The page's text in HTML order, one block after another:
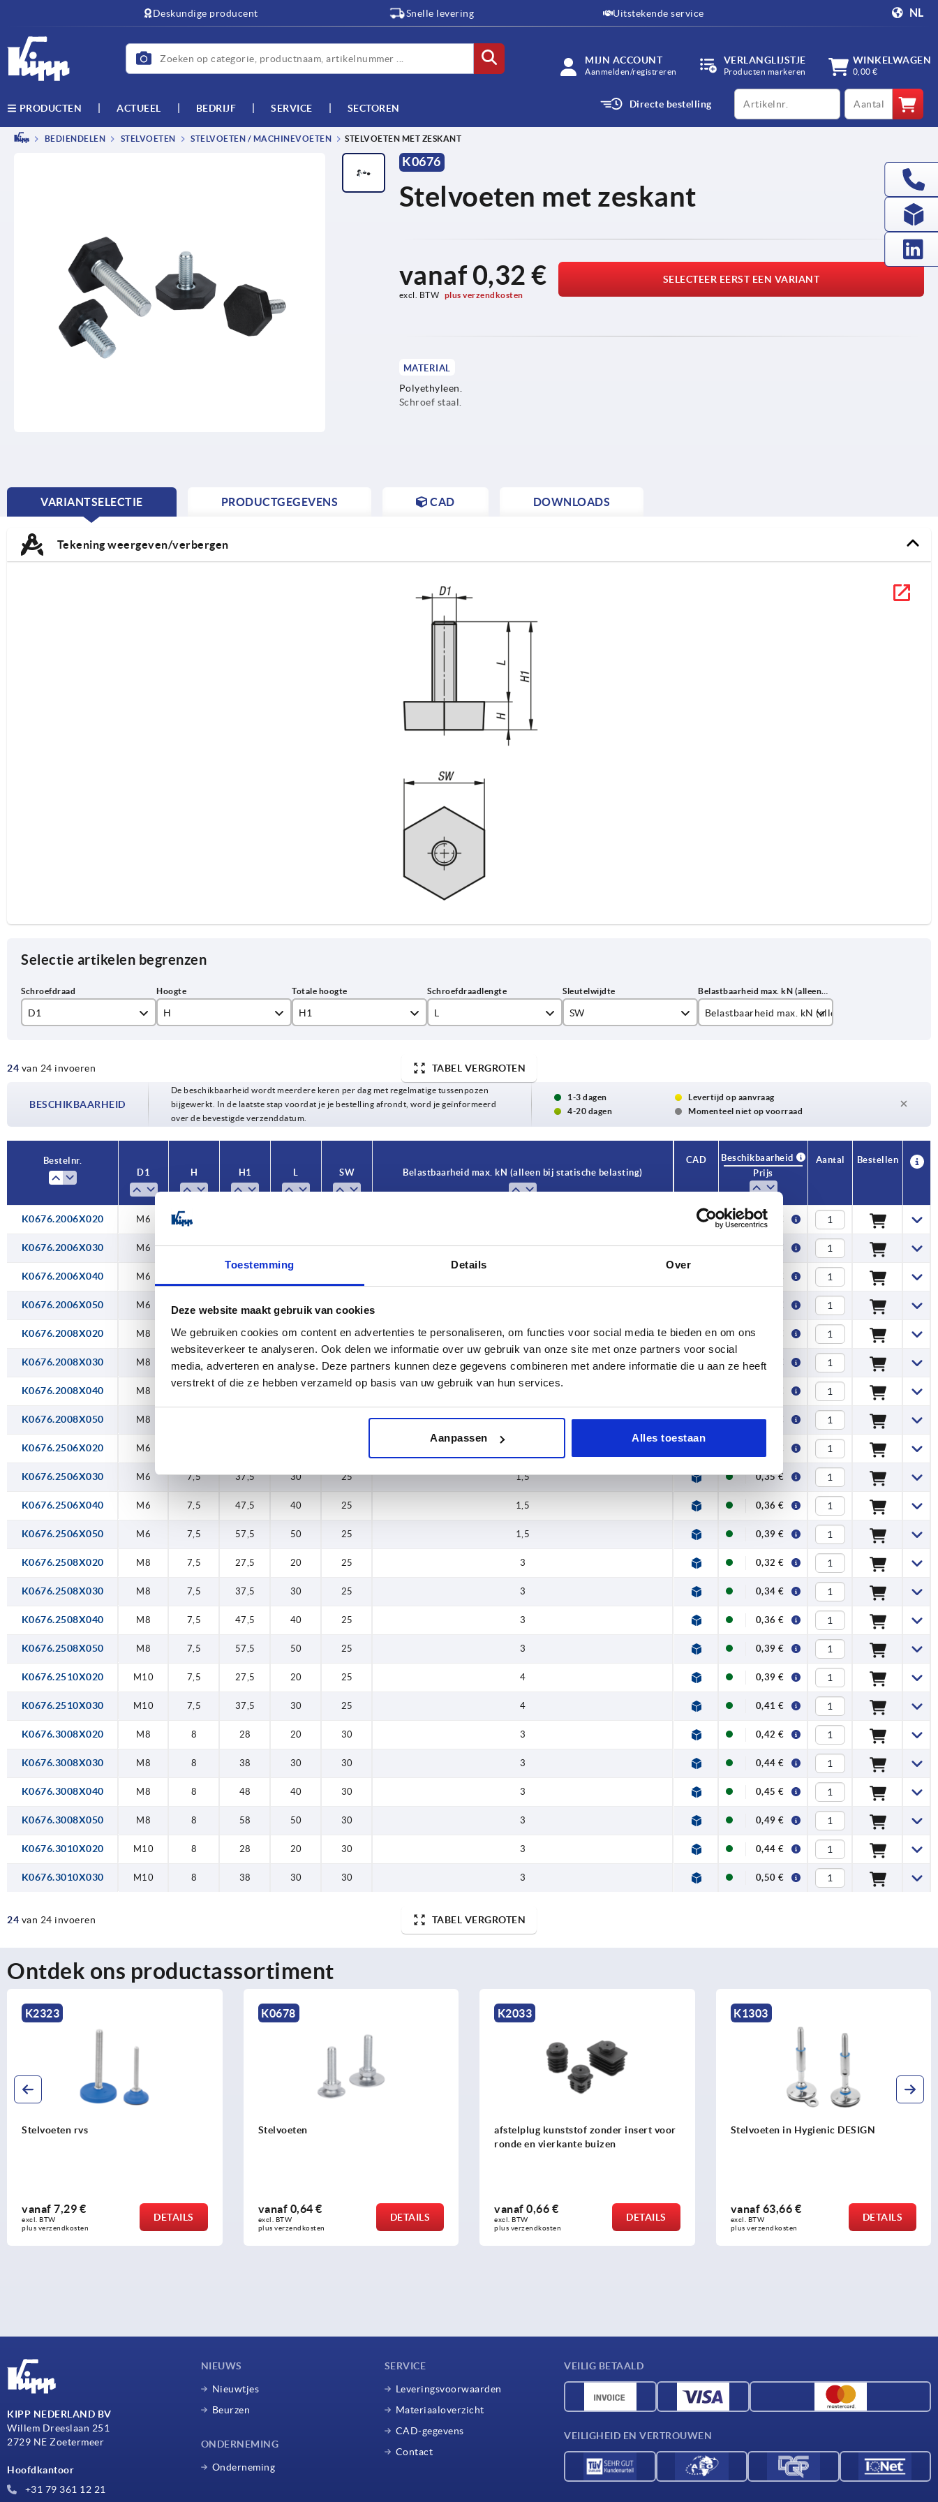
Toestemming Details Over
Deze website maakt gebruik van cookies
We gebruiken cookies om content en advertenties te personaliseren, om functies voor social media te bieden en om ons
websiteverkeer te analyseren. Ook delen we informatie over uw gebruik van onze site met onze partners voor social
media, adverteren en analyse. Deze partners kunnen deze gegevens combineren met andere informatie die u aan ze heeft
verstrekt of die ze hebben verzameld op basis van uw gebruik van hun services.
Aanpassen Alles toestaan
Deskundige producent Snelle levering Uitstekende service NL
MIJN ACCOUNT
Aanmelden/registreren
VERLANGLIJSTJE
Producten markeren
WINKELWAGEN
0,00 €
PRODUCTEN ACTUEEL BEDRIJF SERVICE SECTOREN Directe bestelling
productCode qty
BEDIENDELEN STELVOETEN STELVOETEN / MACHINEVOETEN STELVOETEN MET ZESKANT
K0676
Stelvoeten met zeskant
vanaf0,32 €
excl. BTW plus verzendkosten
SELECTEER EERST EEN VARIANT
MATERIAL
Polyethyleen.
Schroef staal.
VARIANTSELECTIE
CURRENT
PRODUCTGEGEVENS CAD DOWNLOADS
Tekening weergeven/verbergen
Selectie artikelen begrenzen
D1
M8
H H1
27,5
37,5
47
48
57
58
L
30
40
50
SW
30
Belastbaarheid max. kN (alleen bij statische
4
24 van 24 invoeren TABEL VERGROTEN
BESCHIKBAARHEID
De beschikbaarheid wordt meerdere keren per dag met regelmatige tussenpozen
bijgewerkt. In de laatste stap voordat je je bestelling afrondt, word je geïnformeerd
over de bevestigde verzenddatum.
1-3 dagen
Levertijd op aanvraag
4-20 dagen
Momenteel niet op voorraad
Bestelnr.
D1
H H1 L SW Belastbaarheid max. kN (alleen bij statische belasting)
CAD
Beschikbaarheid
Prijs
Aantal Bestellen
K0676.2006X020 M6 7 0,33 €
K0676.2006X030 M6 7 37 30 20 1,5 0,34 €
K0676.2006X040 M6 0,35 €
K0676.2006X050 M6 0,38 €
K0676.2008X020 M8 7 27 20 20 3 0,35 €
K0676.2008X030 M8 7 37 30 20 3 0,36 €
K0676.2008X040 M8 0,38 €
K0676.2008X050 M8 3 0,41 €
K0676.2506X020 M6 0,34 €
K0676.2506X030 M6 7,5 37,5 30 25 1,5 0,35 €
K0676.2506X040 M6 7,5 47,5 40 25 1,5 0,36 €
K0676.2506X050 M6 7,5 57,5 50 25 1,5 0,39 €
K0676.2508X020 M8 7,5 27,5 20 25 3 0,32 €
K0676.2508X030 M8 7,5 37,5 30 25 3 0,34 €
K0676.2508X040 M8 7,5 47,5 40 25 3 0,36 €
K0676.2508X050 M8 7,5 57,5 50 25 3 0,39 €
K0676.2510X020 M10 7,5 27,5 20 25 4 0,39 €
K0676.2510X030 M10 7,5 37,5 30 25 4 0,41 €
K0676.3008X020 M8 8 28 20 30 3 0,42 €
K0676.3008X030 M8 8 38 30 30 3 0,44 €
K0676.3008X040 M8 8 48 40 30 3 0,45 €
K0676.3008X050 M8 8 58 50 30 3 0,49 €
K0676.3010X020 M10 8 28 20 30 3 0,44 €
K0676.3010X030 M10 8 38 30 30 3 0,50 €
24 van 24 invoeren TABEL VERGROTEN
Ontdek ons productassortiment
0,64 €
plus verzendkosten
DETAILS
afstelplug kunststof zonder insert voor
0,66 €
plus verzendkosten
DETAILS
Stelvoeten in Hygienic DESIGN
63,66 €
plus verzendkosten
DETAILS
Scharniervoeten
11,06 €
plus verzendkosten
KIPP NEDERLAND BV
Willem Dreeslaan 251
2729 NE Zoetermeer
Hoofdkantoor
+31 79 361 12 21
NIEUWS
Nieuwtjes
Beurzen
ONDERNEMING
Onderneming
SERVICE
Leveringsvoorwaarden
Materiaaloverzicht
CAD-gegevens
Contact
VEILIG BETAALD
VEILIGHEID EN VERTROUWEN